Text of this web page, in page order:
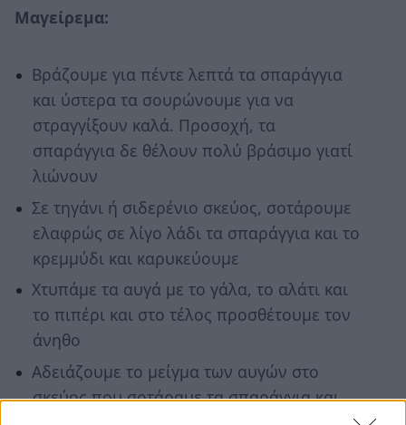
Μαγείρεμα:
Βράζουμε για πέντε λεπτά τα σπαράγγια
και ύστερα τα σουρώνουμε για να
στραγγίξουν καλά. Προσοχή, τα
σπαράγγια δε θέλουν πολύ βράσιμο γιατί
λιώνουν
Σε τηγάνι ή σιδερένιο σκεύος, σοτάρουμε
ελαφρώς σε λίγο λάδι τα σπαράγγια και το
κρεμμύδι και καρυκεύουμε
Χτυπάμε τα αυγά με το γάλα, το αλάτι και
το πιπέρι και στο τέλος προσθέτουμε τον
άνηθο
Αδειάζουμε το μείγμα των αυγών στο
σκεύος που σοτάραμε τα σπαράγγια και